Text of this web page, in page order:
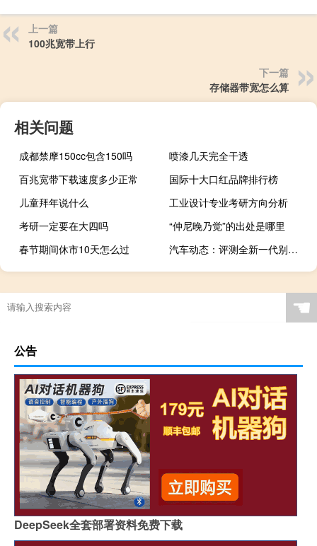
上一篇
100兆宽带上行
下一篇
存储器带宽怎么算
相关问题
成都禁摩150cc包含150吗
喷漆几天完全干透
百兆宽带下载速度多少正常
国际十大口红品牌排行榜
儿童拜年说什么
工业设计专业考研方向分析
考研一定要在大四吗
“仲尼晚乃觉”的出处是哪里
春节期间休市10天怎么过
汽车动态：评测全新一代别克昂科拉20T怎么样及思皓E20X多少钱
☚
公告
DeepSeek全套部署资料免费下载